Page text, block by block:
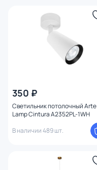
350 ₽
Светильник потолочный Arte
Lamp Cintura A2352PL-1WH
В наличии 489 шт.